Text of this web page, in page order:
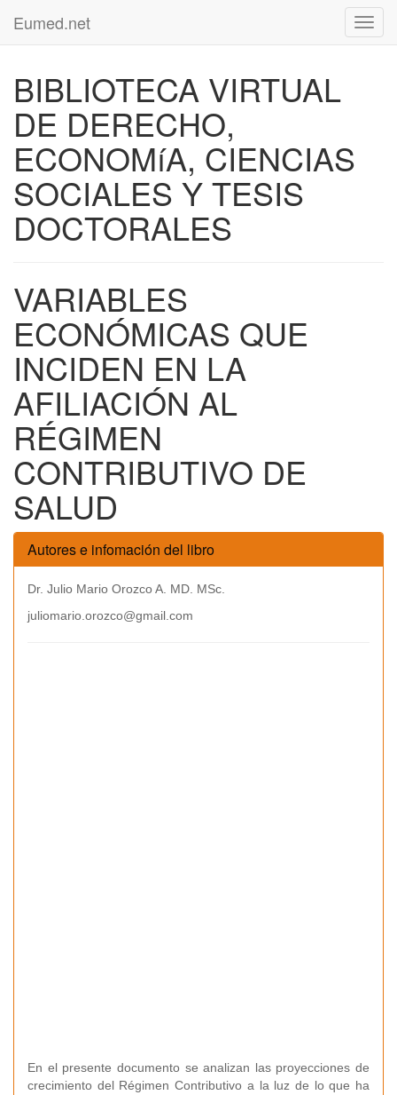
Eumed.net
BIBLIOTECA VIRTUAL
DE DERECHO,
ECONOMíA, CIENCIAS
SOCIALES Y TESIS
DOCTORALES
VARIABLES
ECONÓMICAS QUE
INCIDEN EN LA
AFILIACIÓN AL
RÉGIMEN
CONTRIBUTIVO DE
SALUD
Autores e infomación del libro
Dr. Julio Mario Orozco A. MD. MSc.
juliomario.orozco@gmail.com
En el presente documento se analizan las proyecciones de
crecimiento del Régimen Contributivo a la luz de lo que ha